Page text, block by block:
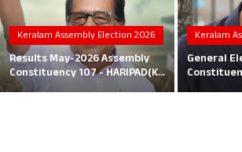
Tutorials
Malayalam
Keralam Assembly Election 2026
Results May-2026 Assembly
Constituency 107 - HARIPAD(K...
Keralam
General